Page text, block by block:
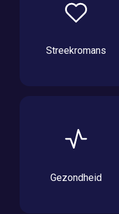
Streekromans
Gezondheid